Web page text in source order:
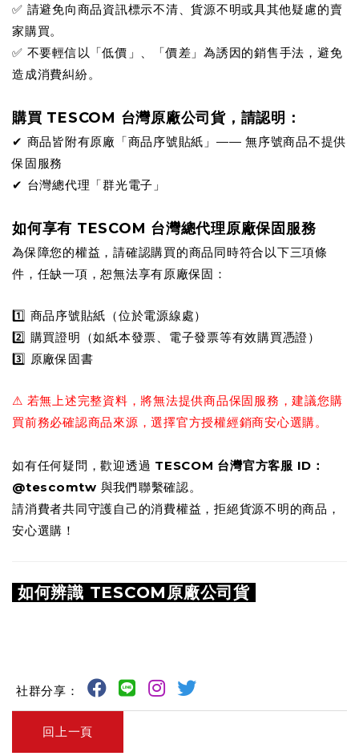
✅ 請避免向商品資訊標示不清、貨源不明或具其他疑慮的賣
家購買。
✅ 不要輕信以「低價」、「價差」為誘因的銷售手法，避免
造成消費糾紛。
購買 TESCOM 台灣原廠公司貨，請認明：
✔ 商品皆附有原廠「商品序號貼紙」—— 無序號商品不提供
保固服務
✔ 台灣總代理「群光電子」
如何享有 TESCOM 台灣總代理原廠保固服務
為保障您的權益，請確認購買的商品同時符合以下三項條
件，任缺一項，恕無法享有原廠保固：
1️⃣ 商品序號貼紙（位於電源線處）
2️⃣ 購買證明（如紙本發票、電子發票等有效購買憑證）
3️⃣ 原廠保固書
⚠ 若無上述完整資料，將無法提供商品保固服務，建議您購
買前務必確認商品來源，選擇官方授權經銷商安心選購。
如有任何疑問，歡迎透過 TESCOM 台灣官方客服 ID：
@tescomtw 與我們聯繫確認。
請消費者共同守護自己的消費權益，拒絕貨源不明的商品，
安心選購！
如何辨識 TESCOM原廠公司貨
社群分享：
回上一頁